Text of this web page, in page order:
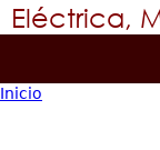
Eléctrica,
Tropical
Inicio